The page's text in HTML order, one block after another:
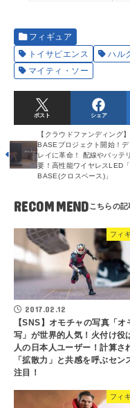
フィギュア
トイサピエンス
ハル
マイティ・ソー
ポスト シェア
【クラウドファンディング
BASEプロジェクト開始！
レイに革命！ 配線やバッテ
要！高性能ワイヤレスLED
BASE(クロスベース)」
RECOMMEND
フィ
2017.02.12
【SNS】オモチャの写真「オ
写」が世界的人気！火付け役
人の日本人ユーザー！計算さ
「拡散力」と共感を呼ぶセン
注目！
フィ